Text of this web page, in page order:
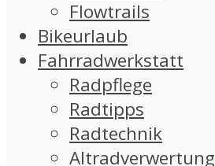
Flowtrails
Bikeurlaub
Fahrradwerkstatt
Radpflege
Radtipps
Radtechnik
Altradverwertung